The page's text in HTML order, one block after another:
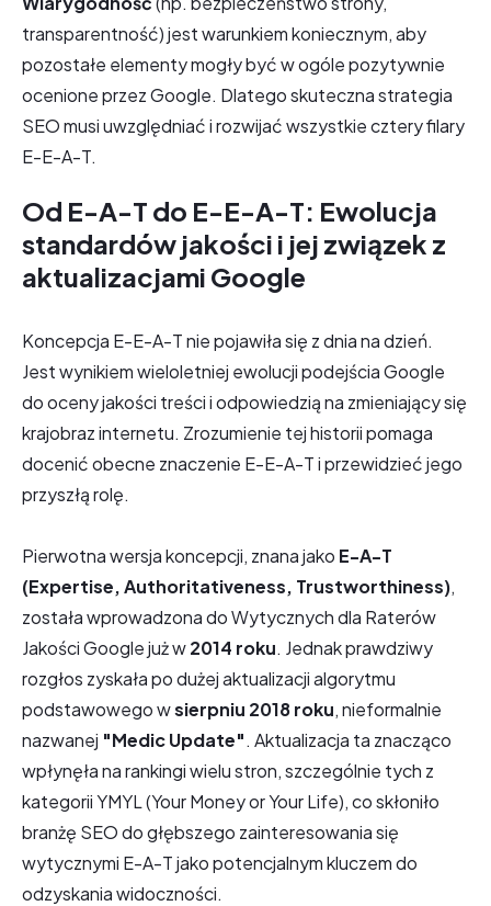
transparentność) jest warunkiem koniecznym, aby
pozostałe elementy mogły być w ogóle pozytywnie
ocenione przez Google. Dlatego skuteczna strategia
SEO musi uwzględniać i rozwijać wszystkie cztery filary
E-E-A-T.
Od E-A-T do E-E-A-T: Ewolucja
standardów jakości i jej związek z
aktualizacjami Google
Koncepcja E-E-A-T nie pojawiła się z dnia na dzień.
Jest wynikiem wieloletniej ewolucji podejścia Google
do oceny jakości treści i odpowiedzią na zmieniający się
krajobraz internetu. Zrozumienie tej historii pomaga
docenić obecne znaczenie E-E-A-T i przewidzieć jego
przyszłą rolę.
Pierwotna wersja koncepcji, znana jako E-A-T
(Expertise, Authoritativeness, Trustworthiness),
została wprowadzona do Wytycznych dla Raterów
Jakości Google już w2014 roku. Jednak prawdziwy
rozgłos zyskała po dużej aktualizacji algorytmu
podstawowego wsierpniu 2018 roku, nieformalnie
nazwanej "Medic Update". Aktualizacja ta znacząco
wpłynęła na rankingi wielu stron, szczególnie tych z
kategorii YMYL (Your Money or Your Life), co skłoniło
branżę SEO do głębszego zainteresowania się
wytycznymi E-A-T jako potencjalnym kluczem do
odzyskania widoczności.